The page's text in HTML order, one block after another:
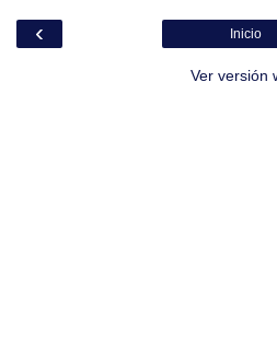
‹ Inicio
Ver versión